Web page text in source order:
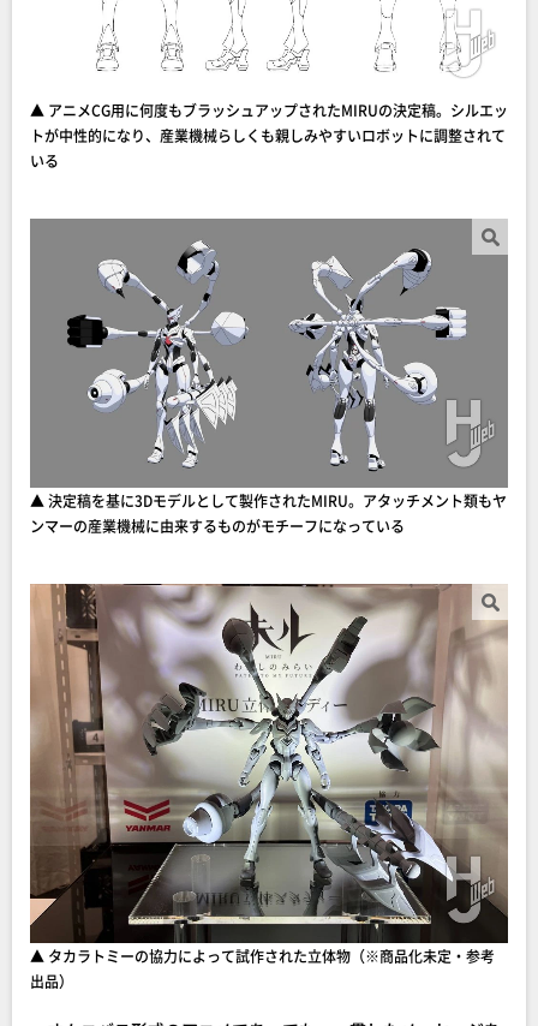
▲ アニメCG用に何度もブラッシュアップされたMIRUの決定稿。シルエッ
トが中性的になり、産業機械らしくも親しみやすいロボットに調整されて
いる
▲ 決定稿を基に3Dモデルとして製作されたMIRU。アタッチメント類もヤ
ンマーの産業機械に由来するものがモチーフになっている
▲ タカラトミーの協力によって試作された立体物（※商品化未定・参考
出品）